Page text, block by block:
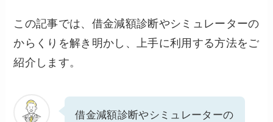
この記事では、借金減額診断やシミュレーターの
からくりを解き明かし、上手に利用する方法をご
紹介します。
借金減額診断やシミュレーターの